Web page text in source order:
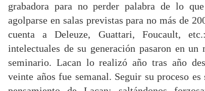
grabadora para no perder palabra de lo
agolparse en salas previstas para no más de
cuenta a Deleuze, Guattari, Foucault,
intelectuales de su generación pasaron en
seminario. Lacan lo realizó año tras año
veinte años fue semanal. Seguir su proceso